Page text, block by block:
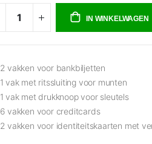
IN WINKELWAGEN
2 vakken voor bankbiljetten
1 vak met ritssluiting voor munten
1 vak met drukknoop voor sleutels
6 vakken voor creditcards
2 vakken voor identiteitskaarten met